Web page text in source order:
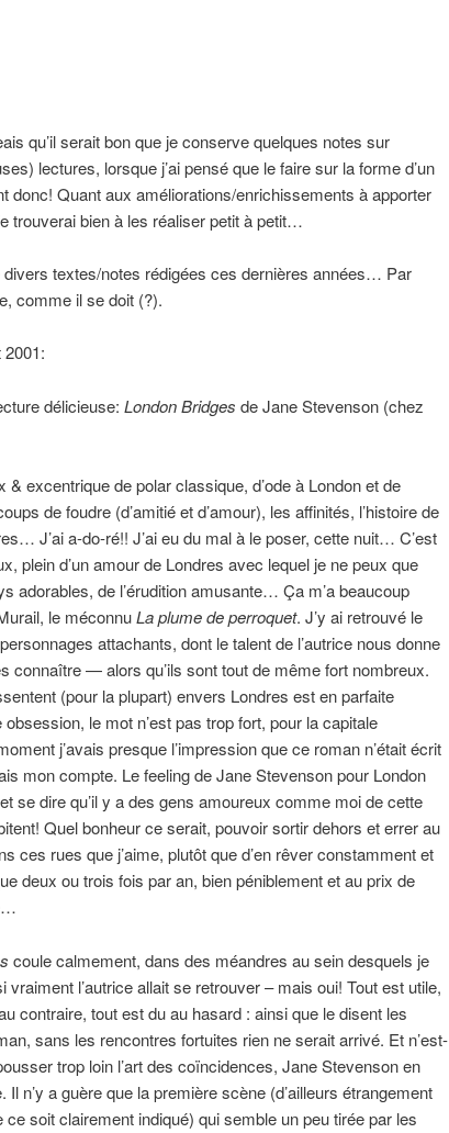
qu’il serait bon que je conserve quelques notes sur
lectures, lorsque j’ai pensé que le faire sur la forme d’un
donc! Quant aux améliorations/enrichissements à apporter
trouverai bien à les réaliser petit à petit…
divers textes/notes rédigées ces dernières années… Par
comme il se doit (?).
2001:
délicieuse: London Bridges de Jane Stevenson (chez
& excentrique de polar classique, d’ode à London et de
de foudre (d’amitié et d’amour), les affinités, l’histoire de
J’ai a-do-ré!! J’ai eu du mal à le poser, cette nuit… C’est
plein d’un amour de Londres avec lequel je ne peux que
adorables, de l’érudition amusante… Ça m’a beaucoup
le méconnuLa plume de perroquet. J’y ai retrouvé le
attachants, dont le talent de l’autrice nous donne
connaître — alors qu’ils sont tout de même fort nombreux.
(pour la plupart) envers Londres est en parfaite
le mot n’est pas trop fort, pour la capitale
j’avais presque l’impression que ce roman n’était écrit
mon compte. Le feeling de Jane Stevenson pour London
se dire qu’il y a des gens amoureux comme moi de cette
Quel bonheur ce serait, pouvoir sortir dehors et errer au
ces rues que j’aime, plutôt que d’en rêver constamment et
deux ou trois fois par an, bien péniblement et au prix de
coule calmement, dans des méandres au sein desquels je
l’autrice allait se retrouver – mais oui! Tout est utile,
contraire, tout est du au hasard : ainsi que le disent les
sans les rencontres fortuites rien ne serait arrivé. Et n’est-
trop loin l’art des coïncidences, Jane Stevenson en
n’y a guère que la première scène (d’ailleurs étrangement
soit clairement indiqué) qui semble un peu tirée par les